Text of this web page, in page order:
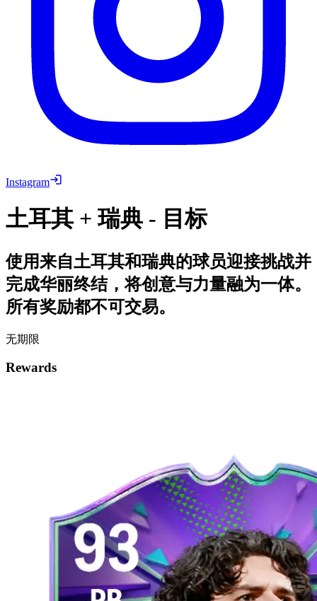
Instagram
土耳其 + 瑞典 - 目标
使用来自土耳其和瑞典的球员迎接挑战并
完成华丽终结，将创意与力量融为一体。
所有奖励都不可交易。
无期限
Rewards